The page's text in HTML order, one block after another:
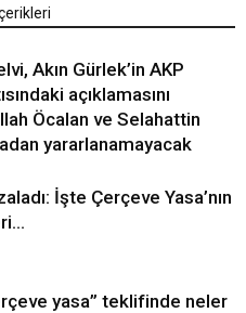
Akın Gürlek’in AKP
açıklamasını
Öcalan ve Selahattin
yararlanamayacak
İşte Çerçeve Yasa’nın
yasa” teklifinde neler